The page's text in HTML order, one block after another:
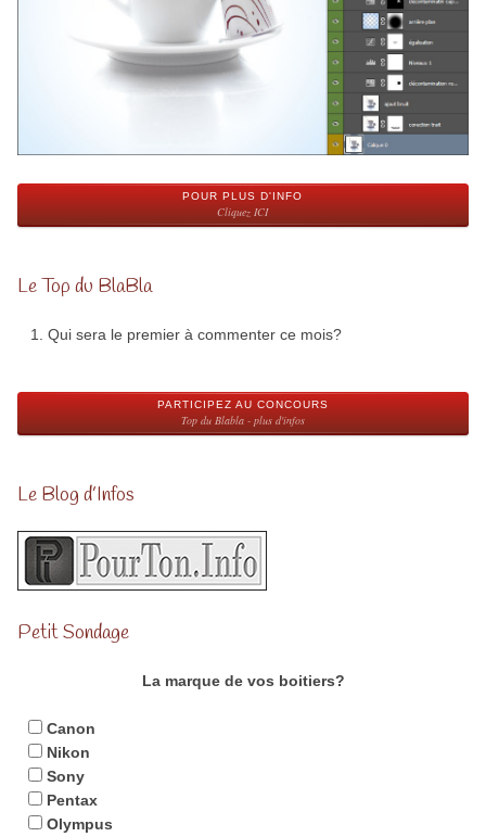
POUR PLUS D'INFO
Cliquez ICI
Le Top du BlaBla
Qui sera le premier à commenter ce mois?
PARTICIPEZ AU CONCOURS
Top du Blabla - plus d'infos
Le Blog d’Infos
Petit Sondage
La marque de vos boitiers?
Canon
Nikon
Sony
Pentax
Olympus